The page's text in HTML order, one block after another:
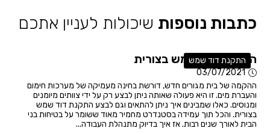
כתבות נוספות שיכולות לעניין אתכם
התקנת דוד שמש
התקנת דוד שמש בצורית
03/07/2021
ההקמה של בית מגורים חדש, דורשת בחינה מעמיקה של מערכות חימום
והעברת מים. זו היא פעולה שאותה ניתן לבצע רק על ידי צוותים מיומנים
ומנוסים. כאלו שמבינים איך ניתן להתאים וגם לבצע התקנת דוד שמש
בצורית. והכל תוך עמידה בסטנדרט מחמיר מאוד ששומר על בטיחות בני
הבית לאורך שנים רבות. אז איך בדיוק מתנהלת העבודה...